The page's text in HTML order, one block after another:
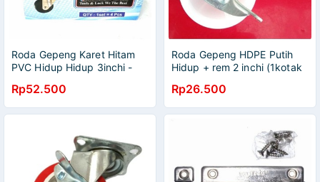
Roda Gepeng Karet Hitam
PVC Hidup Hidup 3inchi -
Rp52.500
Roda Gepeng HDPE Putih
Hidup + rem 2 inchi (1kotak
Rp26.500